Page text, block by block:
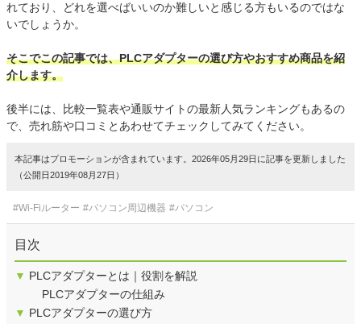
れており、どれを選べばいいのか難しいと感じる方もいるのではな
いでしょうか。
そこでこの記事では、PLCアダプターの選び方やおすすめ商品を紹
介します。
後半には、比較一覧表や通販サイトの最新人気ランキングもあるの
で、売れ筋や口コミとあわせてチェックしてみてください。
本記事はプロモーションが含まれています。2026年05月29日に記事を更新しました
（公開日2019年08月27日）
#Wi-Fiルーター #パソコン周辺機器 #パソコン
目次
▼ PLCアダプターとは｜役割を解説
PLCアダプターの仕組み
▼ PLCアダプターの選び方